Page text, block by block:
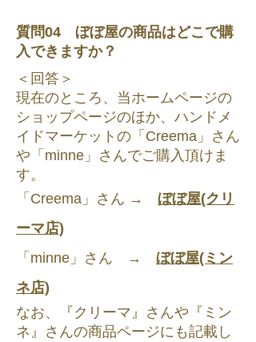
質問04 ぼぼ屋の商品はどこで購
入できますか？
＜回答＞
現在のところ、当ホームページの
ショップページのほか、ハンドメ
イドマーケットの「Creema」さん
や「minne」さんでご購入頂けま
す。
「Creema」 さん → ぼぼ屋(クリ
ーマ店)
「minne」さん → ぼぼ屋(ミン
ネ店)
なお、『クリーマ』さんや『ミン
ネ』さんの商品ページにも記載し